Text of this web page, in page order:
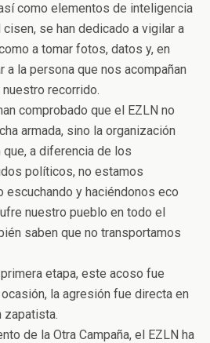
como elementos de inteligencia
se han dedicado a vigilar a
a tomar fotos, datos y, en
a la persona que nos acompañan
recorrido.
comprobado que el EZLN no
armada, sino la organización
a diferencia de los
políticos, no estamos
escuchando y haciéndonos eco
nuestro pueblo en todo el
saben que no transportamos
etapa, este acoso fue
la agresión fue directa en
zapatista.
de la Otra Campaña, el EZLN ha